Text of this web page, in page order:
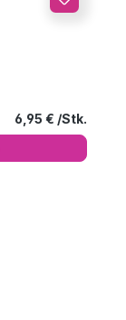
Regulärer
6,95 €